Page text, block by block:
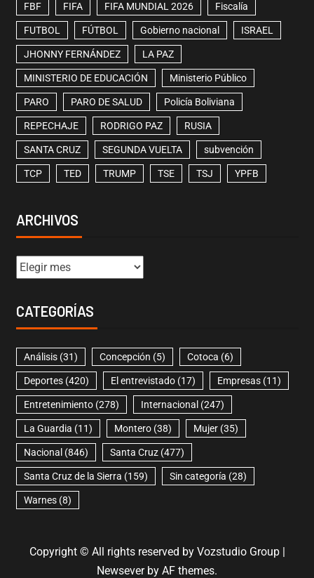
FBF FIFA FIFA MUNDIAL 2026 Fiscalía
FUTBOL FÚTBOL Gobierno nacional ISRAEL
JHONNY FERNÁNDEZ LA PAZ
MINISTERIO DE EDUCACIÓN Ministerio Público
PARO PARO DE SALUD Policía Boliviana
REPECHAJE RODRIGO PAZ RUSIA
SANTA CRUZ SEGUNDA VUELTA subvención
TCP TED TRUMP TSE TSJ YPFB
ARCHIVOS
CATEGORÍAS
Análisis(31) Concepción (5) Cotoca (6)
Deportes(420) El entrevistado(17) Empresas(11)
Entretenimiento(278) Internacional (247)
La Guardia (11) Montero(38) Mujer(35)
Nacional (846) Santa Cruz(477)
Santa Cruz de la Sierra (159) Sin categoría (28)
Warnes(8)
Copyright © All rights reserved by Vozstudio Group |
Newseverby AF themes.